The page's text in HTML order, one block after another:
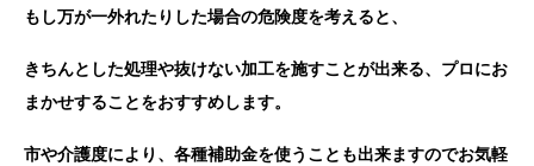
もし万が一外れたりした場合の危険度を考えると、
きちんとした処理や抜けない加工を施すことが出来る、プロにお
まかせすることをおすすめします。
市や介護度により、各種補助金を使うことも出来ますのでお気軽